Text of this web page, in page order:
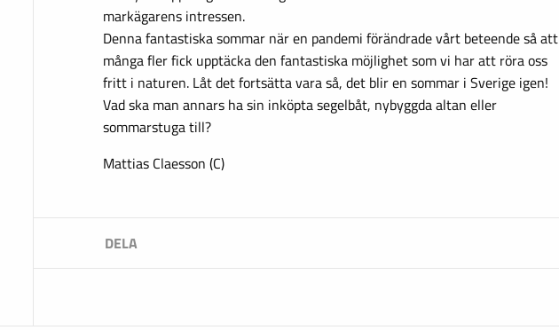
markägarens intressen.
Denna fantastiska sommar när en pandemi förändrade vårt beteende så att
många fler fick upptäcka den fantastiska möjlighet som vi har att röra oss
fritt i naturen. Låt det fortsätta vara så, det blir en sommar i Sverige igen!
Vad ska man annars ha sin inköpta segelbåt, nybyggda altan eller
sommarstuga till?
Mattias Claesson (C)